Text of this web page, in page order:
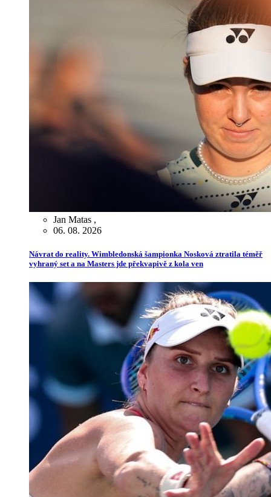
Jan Matas ,
06. 08. 2026
Návrat do reality. Wimbledonská šampionka Nosková ztratila téměř
vyhraný set a na Masters jde překvapivě z kola ven